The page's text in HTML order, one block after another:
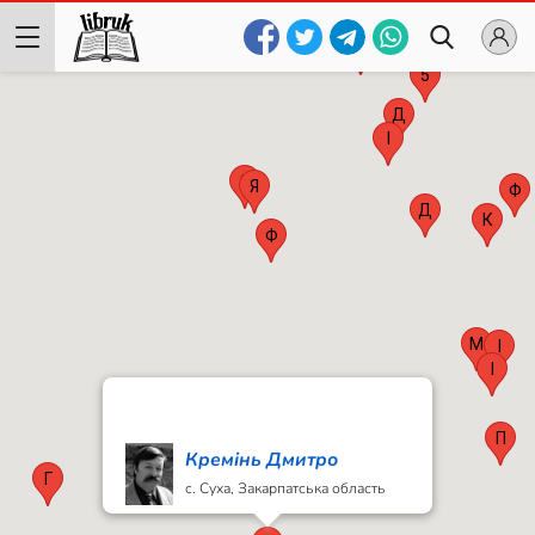
Г
Д
Д К
5
М
М
Н
П
П
3 Ф
Ф
Я
Кремінь Дмитро
с. Суха, Закарпатська область